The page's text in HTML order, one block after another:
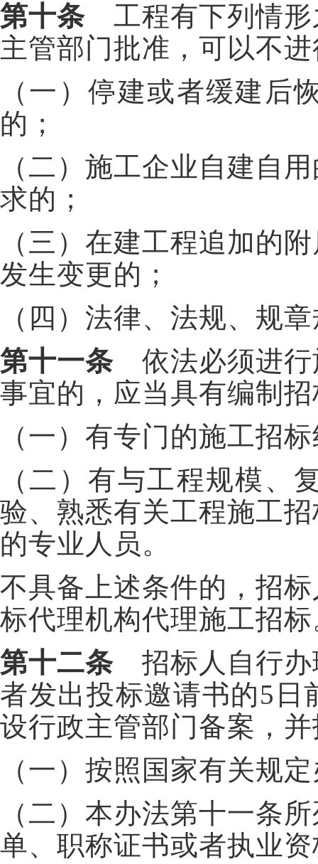
第十条 工程有下列情形
主管部门批准，可以不
（一）停建或者缓建后
的；
（二）施工企业自建自
求的；
（三）在建工程追加的
发生变更的；
（四）法律、法规、规
第十一条 依法必须进行
事宜的，应当具有编制
（一）有专门的施工招
（二）有与工程规模、
验、熟悉有关工程施工
的专业人员。
不具备上述条件的，招
标代理机构代理施工招
第十二条 招标人自行办
者发出投标邀请书的5日
设行政主管部门备案，
（一）按照国家有关规
（二）本办法第十一条
单、职称证书或者执业